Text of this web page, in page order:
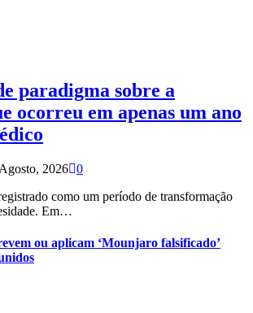
paradigma sobre a
ocorreu em apenas um ano
2026 0
como um período de transformação
Em…
ou aplicam ‘Mounjaro falsificado’